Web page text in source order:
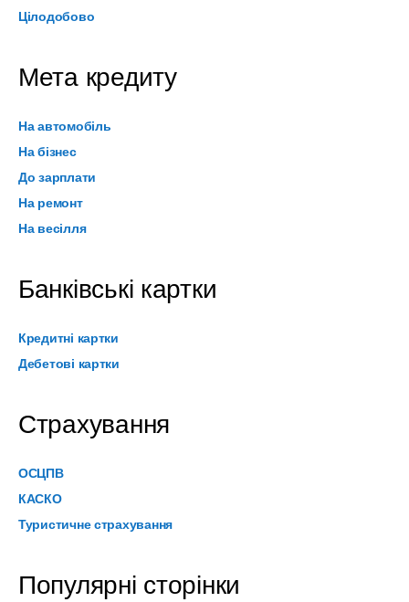
Цілодобово
Мета кредиту
На автомобіль
На бізнес
До зарплати
На ремонт
На весілля
Банківські картки
Кредитні картки
Дебетові картки
Страхування
ОСЦПВ
КАСКО
Туристичне страхування
Популярні сторінки